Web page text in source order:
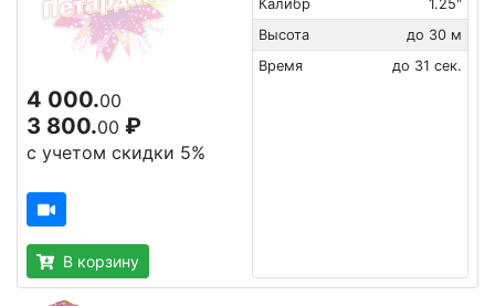
4 000.00
3 800.00 ₽
с учетом скидки 5%
В корзину
Калибр
1.25"
Высота
до 30 м
Время
до 31 сек.